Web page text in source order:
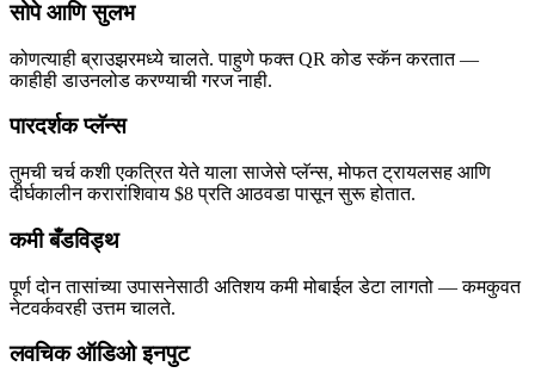
सोपे आणि सुलभ
कोणत्याही ब्राउझरमध्ये चालते. पाहुणे फक्त QR कोड स्कॅन करतात —
काहीही डाउनलोड करण्याची गरज नाही.
पारदर्शक प्लॅन्स
तुमची चर्च कशी एकत्रित येते याला साजेसे प्लॅन्स, मोफत ट्रायलसह आणि
दीर्घकालीन करारांशिवाय $8 प्रति आठवडा पासून सुरू होतात.
कमी बँडविड्थ
पूर्ण दोन तासांच्या उपासनेसाठी अतिशय कमी मोबाईल डेटा लागतो — कमकुवत
नेटवर्कवरही उत्तम चालते.
लवचिक ऑडिओ इनपुट